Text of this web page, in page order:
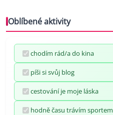
Oblíbené aktivity
chodím rád/a do kina
píši si svůj blog
cestování je moje láska
hodně času trávím sportem